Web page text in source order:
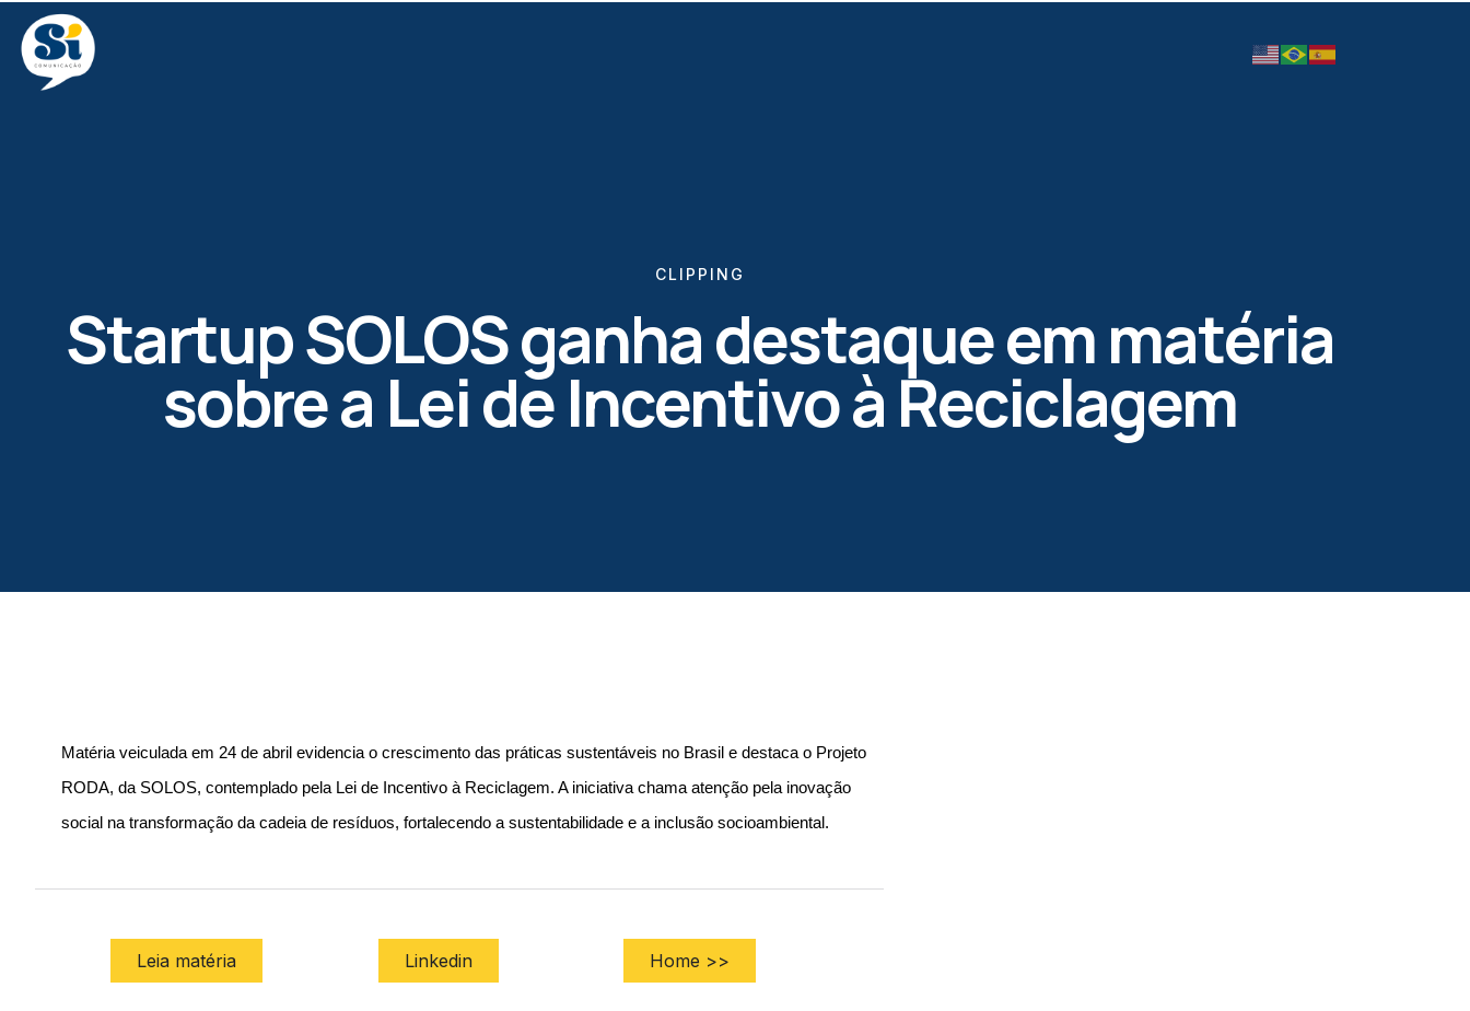
CLIPPING
Startup SOLOS ganha destaque em matéria
sobre a Lei de Incentivo à Reciclagem
Matéria veiculada em 24 de abril evidencia o crescimento das práticas sustentáveis no Brasil e destaca o Projeto
RODA, da SOLOS, contemplado pela Lei de Incentivo à Reciclagem. A iniciativa chama atenção pela inovação
social na transformação da cadeia de resíduos, fortalecendo a sustentabilidade e a inclusão socioambiental.
Leia matéria Linkedin Home >>